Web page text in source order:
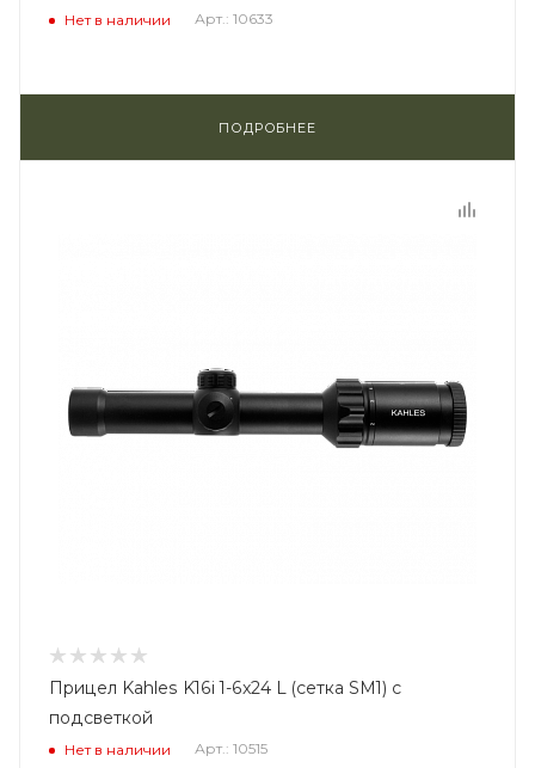
Нет в наличии Арт.: 10633
ПОДРОБНЕЕ
Прицел Kahles K16i 1-6x24 L (сетка SM1) с
подсветкой
Нет в наличии Арт.: 10515